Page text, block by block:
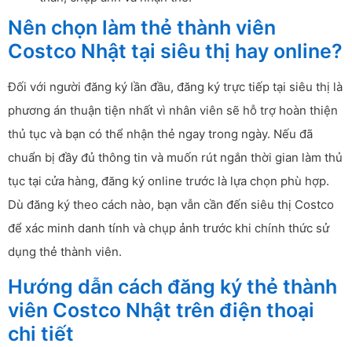
Nên chọn làm thẻ thành viên
Costco Nhật tại siêu thị hay online?
Đối với người đăng ký lần đầu, đăng ký trực tiếp tại siêu thị là
phương án thuận tiện nhất vì nhân viên sẽ hỗ trợ hoàn thiện
thủ tục và bạn có thể nhận thẻ ngay trong ngày. Nếu đã
chuẩn bị đầy đủ thông tin và muốn rút ngắn thời gian làm thủ
tục tại cửa hàng, đăng ký online trước là lựa chọn phù hợp.
Dù đăng ký theo cách nào, bạn vẫn cần đến siêu thị Costco
để xác minh danh tính và chụp ảnh trước khi chính thức sử
dụng thẻ thành viên.
Hướng dẫn cách đăng ký thẻ thành
viên Costco Nhật trên điện thoại
chi tiết